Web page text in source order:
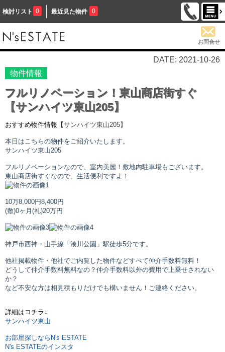
検討リスト 0 最近見た物件 0
お問合せ
DATE: 2021-10-26
物件情報
フルリノベーション！東山商店街すぐ
【サンハイツ東山205】
おすすめ物件情報【サンハイツ東山205】
本日はこちらの物件をご紹介いたします。
サンハイツ東山205
フルリノベーションなので、室内美麗！敷地内駐車場もございます。
東山商店街すぐなので、生活便利ですよ！
10万8,000円8,400円
(敷)0ヶ月 (礼)20万円
神戸市西神・山手線「湊川公園」駅徒歩5分です。
他社掲載物件・他社でご内覧した物件などすべて仲介手数料無料！
どうして仲介手数料無料なの？仲介手数料以外の費用で上乗せされない
か？
など不安な方は相見積もりだけでも構いません！ご連絡ください。
詳細はコチラ↓
サンハイツ東山
お部屋探しならN's ESTATE
N's ESTATEのインスタ